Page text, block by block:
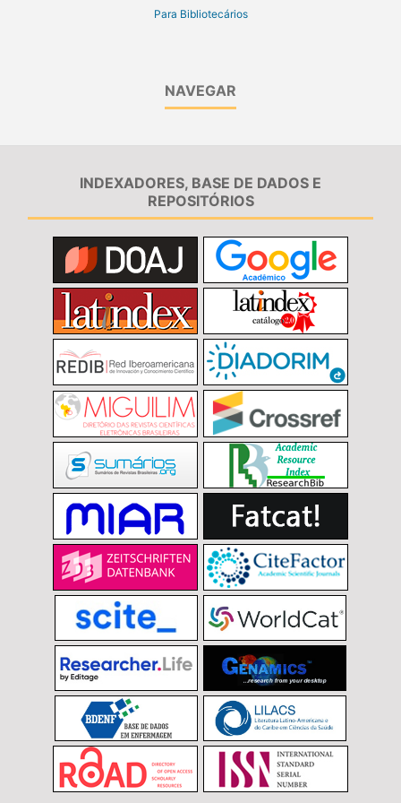
Para Bibliotecários
NAVEGAR
INDEXADORES, BASE DE DADOS E
REPOSITÓRIOS